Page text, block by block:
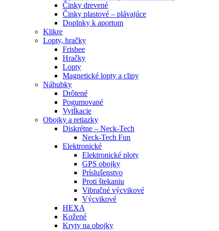
Činky drevené
Činky plastové – plávajúce
Doplnky k aportom
Klikre
Lopty, hračky
Frisbee
Hračky
Lopty
Magnetické lopty a clipy
Náhubky
Drôtené
Pogumované
Vytĺkacie
Obojky a retiazky
Diskrétne – Neck-Tech
Neck-Tech Fun
Elektronické
Elektronické ploty
GPS obojky
Príslušenstvo
Proti štekaniu
Vibračné výcvikové
Výcvikové
HEXA
Kožené
Kryty na obojky